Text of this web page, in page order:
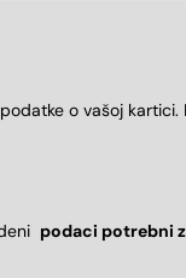
o vašoj
podaci potrebni